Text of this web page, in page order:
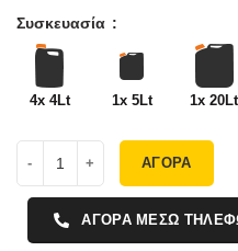
Συσκευασία
4x 4Lt 1x 5Lt 1x 20Lt
ΑΓΟΡΑ
ΑΓΟΡΑ ΜΕΣΩ